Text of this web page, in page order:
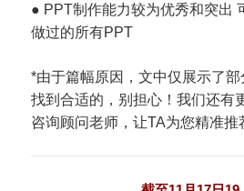
● PPT制作能力较为优秀和突出
做过的所有PPT
*由于篇幅原因，文中仅展示了
找到合适的，别担心！我们还有
咨询顾问老师，让TA为您精准推